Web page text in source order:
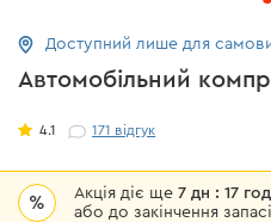
Автомобільний
4.1 171 відгук
% Акція діє ще7 дн : 17
або до закінчення
Доступний лише для